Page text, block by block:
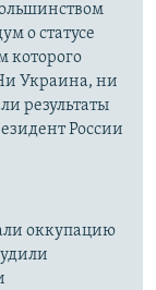
о статусе
которого
Украина, ни
результаты
России
оккупацию